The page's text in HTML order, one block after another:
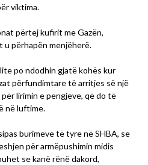
viktima.
përtej kufirit me Gazën,
përhapën menjëherë.
po ndodhin gjatë kohës kur
përfundimtare të arritjes së një
lirimin e pengjeve, që do të
në luftime.
burimeve të tyre në SHBA, se
për armëpushimin midis
se kanë rënë dakord,